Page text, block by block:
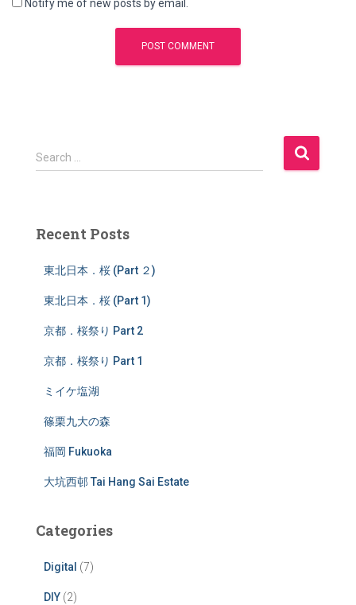
Notify me of new posts by email.
S
e
h
Search …
Recent Posts
東北日本．桜 (Part ２)
東北日本．桜 (Part 1)
京都．桜祭り Part 2
京都．桜祭り Part 1
ミイケ塩湖
篠栗九大の森
福岡 Fukuoka
大坑西邨 Tai Hang Sai Estate
Categories
Digital (7)
DIY (2)